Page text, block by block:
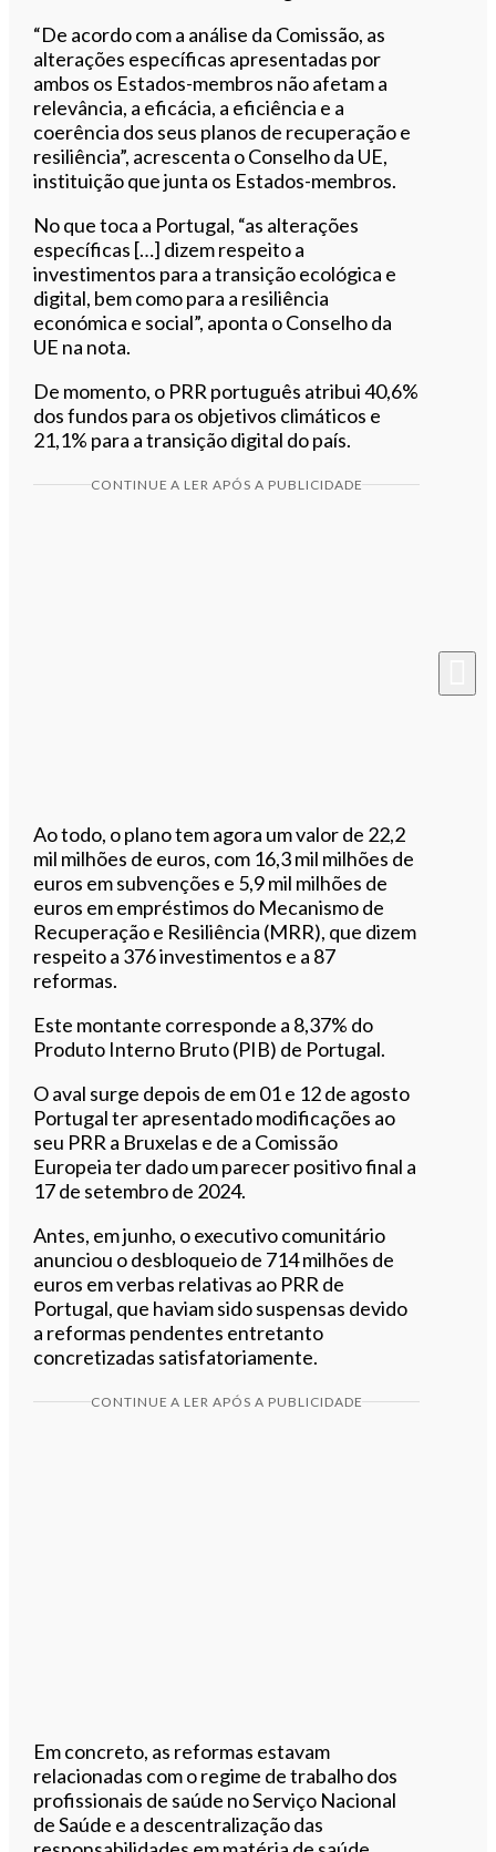
“De acordo com a análise da Comissão, as
alterações específicas apresentadas por
ambos os Estados-membros não afetam a
relevância, a eficácia, a eficiência e a
coerência dos seus planos de recuperação e
resiliência”, acrescenta o Conselho da UE,
instituição que junta os Estados-membros.
No que toca a Portugal, “as alterações
específicas […] dizem respeito a
investimentos para a transição ecológica e
digital, bem como para a resiliência
económica e social”, aponta o Conselho da
UE na nota.
De momento, o PRR português atribui 40,6%
dos fundos para os objetivos climáticos e
21,1% para a transição digital do país.
CONTINUE A LER APÓS A PUBLICIDADE
Ao todo, o plano tem agora um valor de 22,2
mil milhões de euros, com 16,3 mil milhões de
euros em subvenções e 5,9 mil milhões de
euros em empréstimos do Mecanismo de
Recuperação e Resiliência (MRR), que dizem
respeito a 376 investimentos e a 87
reformas.
Este montante corresponde a 8,37% do
Produto Interno Bruto (PIB) de Portugal.
O aval surge depois de em 01 e 12 de agosto
Portugal ter apresentado modificações ao
seu PRR a Bruxelas e de a Comissão
Europeia ter dado um parecer positivo final a
17 de setembro de 2024.
Antes, em junho, o executivo comunitário
anunciou o desbloqueio de 714 milhões de
euros em verbas relativas ao PRR de
Portugal, que haviam sido suspensas devido
a reformas pendentes entretanto
concretizadas satisfatoriamente.
CONTINUE A LER APÓS A PUBLICIDADE
Em concreto, as reformas estavam
relacionadas com o regime de trabalho dos
profissionais de saúde no Serviço Nacional
de Saúde e a descentralização das